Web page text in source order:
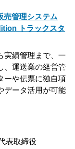
売管理システム
トラックスタ
実績管理まで、一
、運送業の経営管
ーや伝票に独自項
データ活用が可能
表取締役